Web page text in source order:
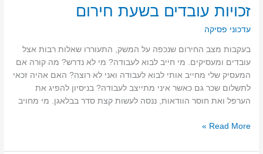
זכויות עובדים בשעת חירום
עדכוני פסיקה
בעקבות מצב החירום שנכפה על המשק, התעוררו שאלות רבות אצל
עובדים ומעסיקים. מי חייב לבוא לעבודה? מי לא נדרש? מה קורה אם
המעסיק שלי מחייב אותי לבוא לעבודה ואני לא רוצה? האם אהיה זכאי
לתשלום שכר גם כאשר איני מתייצב לעבודה? בניסיון להפיג את
הערפל ואת חוסר הוודאות, ננסה לעשות קצת סדר בבלאגן. מי מחויב
Read More »